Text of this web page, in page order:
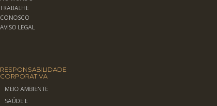
TRABALHE
CONOSCO
AVISO LEGAL
RESPONSABILIDADE
CORPORATIVA
MEIO AMBIENTE
SAÚDE E